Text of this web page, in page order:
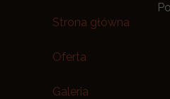
Strona główna
Oferta
Galeria